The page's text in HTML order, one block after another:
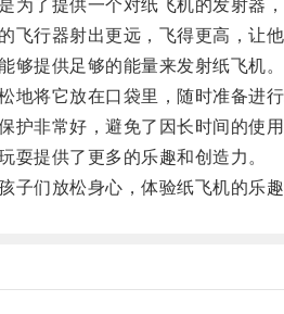
了提供一个对纸飞机的发射器，
行器射出更远，飞得更高，让他
提供足够的能量来发射纸飞机。
将它放在口袋里，随时准备进行
非常好，避免了因长时间的使用
提供了更多的乐趣和创造力。
们放松身心，体验纸飞机的乐趣